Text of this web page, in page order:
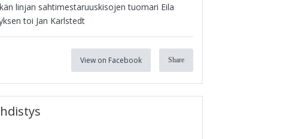
linjan sahtimestaruuskisojen tuomari Eila
toi Jan Karlstedt
View on Facebook Share